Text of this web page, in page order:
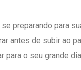
preparando para
antes de subir ao
para o seu grande